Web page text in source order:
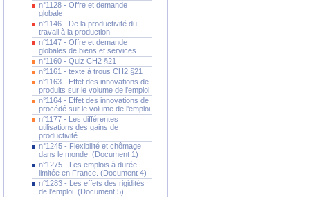
n°1128 - Offre et demande
globale
n°1146 - De la productivité du
travail à la production
n°1147 - Offre et demande
globales de biens et services
n°1160 - Quiz CH2 §21
n°1161 - texte à trous CH2 §21
n°1163 - Effet des innovations de
produits sur le volume de l'emploi
n°1164 - Effet des innovations de
procédé sur le volume de l'emploi
n°1177 - Les différentes
utilisations des gains de
productivité
n°1245 - Flexibilité et chômage
dans le monde. (Document 1)
n°1275 - Les emplois à durée
limitée en France. (Document 4)
n°1283 - Les effets des rigidités
de l'emploi. (Document 5)